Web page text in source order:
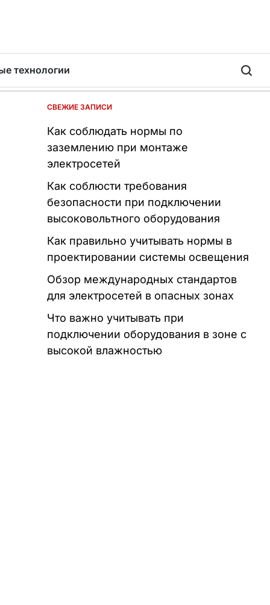
технологии
СВЕЖИЕ ЗАПИСИ
Как соблюдать нормы по
заземлению при монтаже
электросетей
Как соблюсти требования
безопасности при подключении
высоковольтного оборудования
Как правильно учитывать нормы в
проектировании системы освещения
Обзор международных стандартов
для электросетей в опасных зонах
Что важно учитывать при
подключении оборудования в зоне с
высокой влажностью